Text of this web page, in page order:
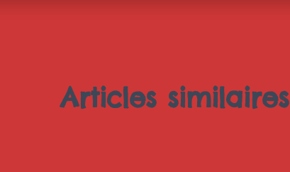
Articles similaires